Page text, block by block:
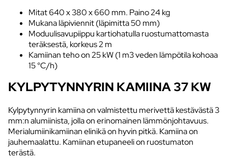
Mitat 640 x 380 x 660 mm. Paino 24 kg
Mukana läpiviennit (läpimitta 50 mm)
Moduulisavupiippu kartiohatulla ruostumattomasta
teräksestä, korkeus 2 m
Kamiinan teho on 25 kW (1 m3 veden lämpötila kohoaa
15 °C/h)
KYLPYTYNNYRIN KAMIINA 37 KW
Kylpytynnyrin kamiina on valmistettu merivettä kestävästä 3
mm:n alumiinista, jolla on erinomainen lämmönjohtavuus.
Merialumiinikamiinan elinikä on hyvin pitkä. Kamiina on
jauhemaalattu. Kamiinan etupaneeli on ruostumaton
terästä.